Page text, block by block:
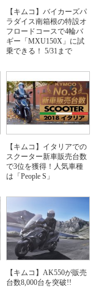
【キムコ】バイカーズパ
ラダイス南箱根の特設オ
フロードコースで4輪バ
ギー「MXU150X」に試
乗できる！ 5/31まで
【キムコ】イタリアでの
スクーター新車販売台数
で3位を獲得！人気車種
は「People S」
【キムコ】AK550が販売
台数8,000台を突破!!